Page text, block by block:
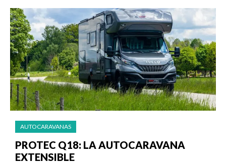
AUTOCARAVANAS
PROTEC Q18: LA AUTOCARAVANA
EXTENSIBLE